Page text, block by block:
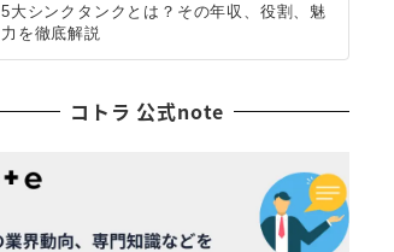
5大シンクタンクとは？その年収、役割、魅
力を徹底解説
コトラ 公式note